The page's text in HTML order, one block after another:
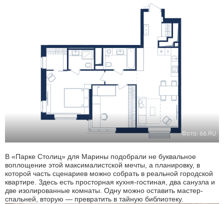
Фото: 66.RU
В «Парке Столиц» для Марины подобрали не буквальное
воплощение этой максималистской мечты, а планировку, в
которой часть сценариев можно собрать в реальной городской
квартире. Здесь есть просторная кухня-гостиная, два санузла и
две изолированные комнаты. Одну можно оставить мастер-
спальней, вторую — превратить в тайную библиотеку.